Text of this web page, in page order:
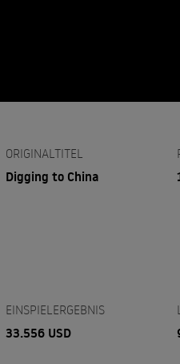
ORIGINALTITEL
Digging to China
EINSPIELERGEBNIS
33.556 USD